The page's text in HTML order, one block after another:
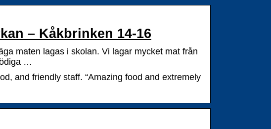
– Kåkbrinken 14-16
maten lagas i skolan. Vi lagar mycket mat från
…
and friendly staff. “Amazing food and extremely